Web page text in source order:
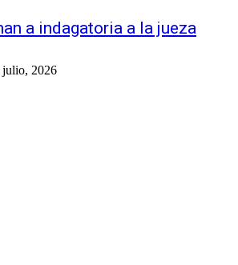
a indagatoria a la jueza
julio, 2026